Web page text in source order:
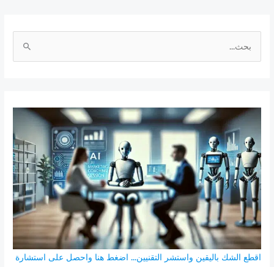
ث
ن
:
اقطع الشك باليقين واستشر التقنيين... اضغط هنا واحصل على استشارة